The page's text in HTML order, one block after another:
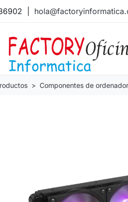
Componentes de ordenador